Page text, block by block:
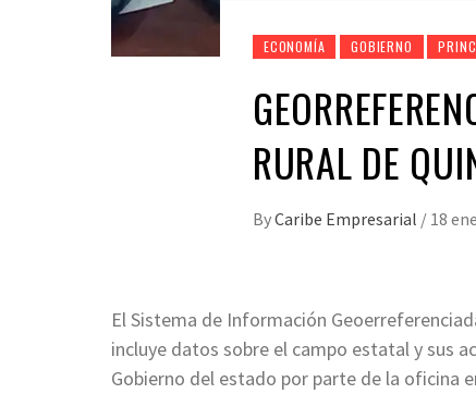
ECONOMÍA GOBIERNO
RURAL DE
ByCaribe Empresarial / 18
El Sistema de Información
incluye datos sobre el campo estatal y sus
Gobierno del estado por parte de la oficina